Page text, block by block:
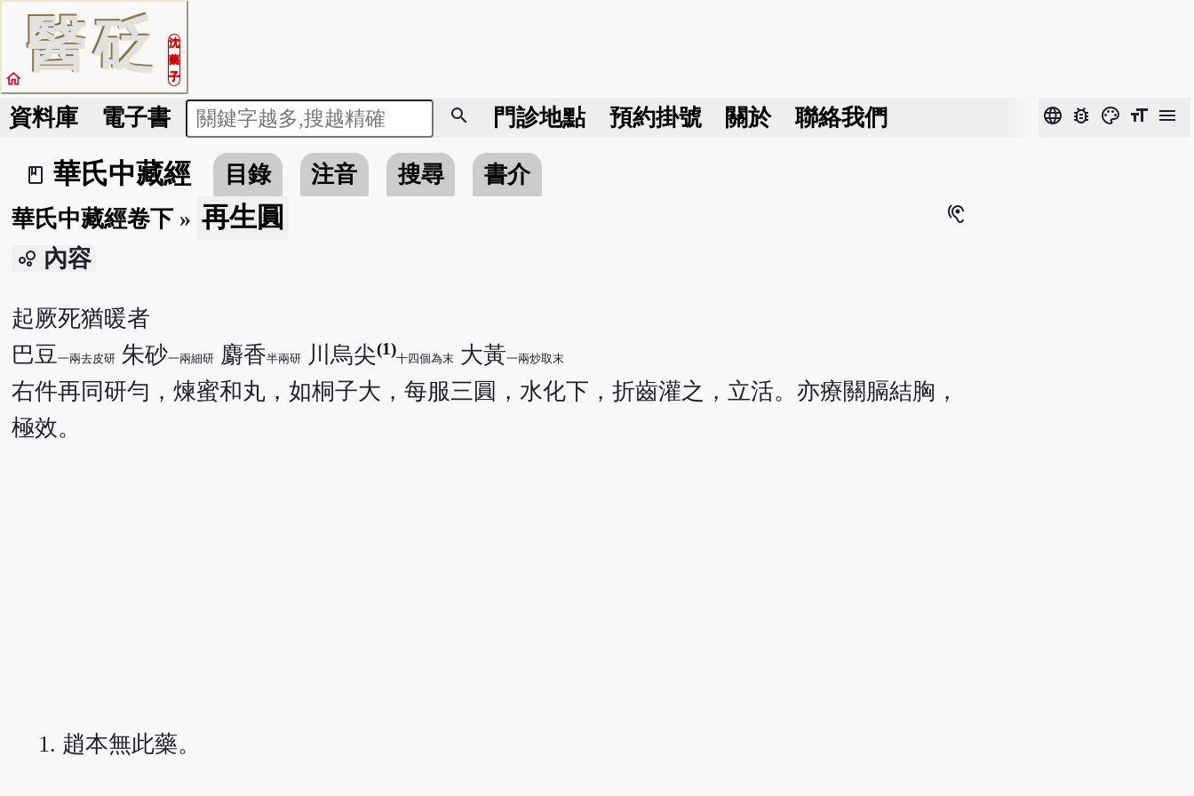
醫砭
沈
藥
子
home
資料庫 電子書 search 門診地點 預約掛號 關於 聯絡我們 language bug_report color_lens format_size menu
book_2
華氏中藏經 目錄 注音 搜尋
書介
華氏中藏經卷下» 再生圓 hearing
bubble_chart 內容
起厥死猶暖者
巴豆一兩去皮研朱砂一兩細研麝香半兩研川烏尖(1)
十四個為末大黃一兩炒取末
右件再同研勻，煉蜜和丸，如桐子大，每服三圓，水化下，折齒灌之，立活。亦療關膈結胸，
極效。
趙本無此藥。